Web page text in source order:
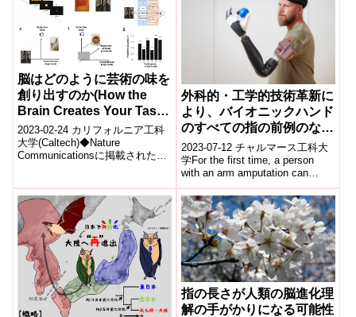
脳はどのように芸術の味を
創り出すのか(How the
Brain Creates Your Taste
in Art)
2023-02-24 カリフォルニア工科
大学(Caltech)◆Nature
Communicationsに掲載された新
外科的・工学的技術革新に
より、バイオニックハンド
のすべての指の前例のない
制御が可能に(Surgical
and engineering
innovations enable
unprecedented control
over every finger of a
bionic hand)
2023-07-12 チャルマース工科大
学For the first time, a person
with an arm amputation can
man...
指の長さが人類の脳進化理
解の手がかりになる可能性